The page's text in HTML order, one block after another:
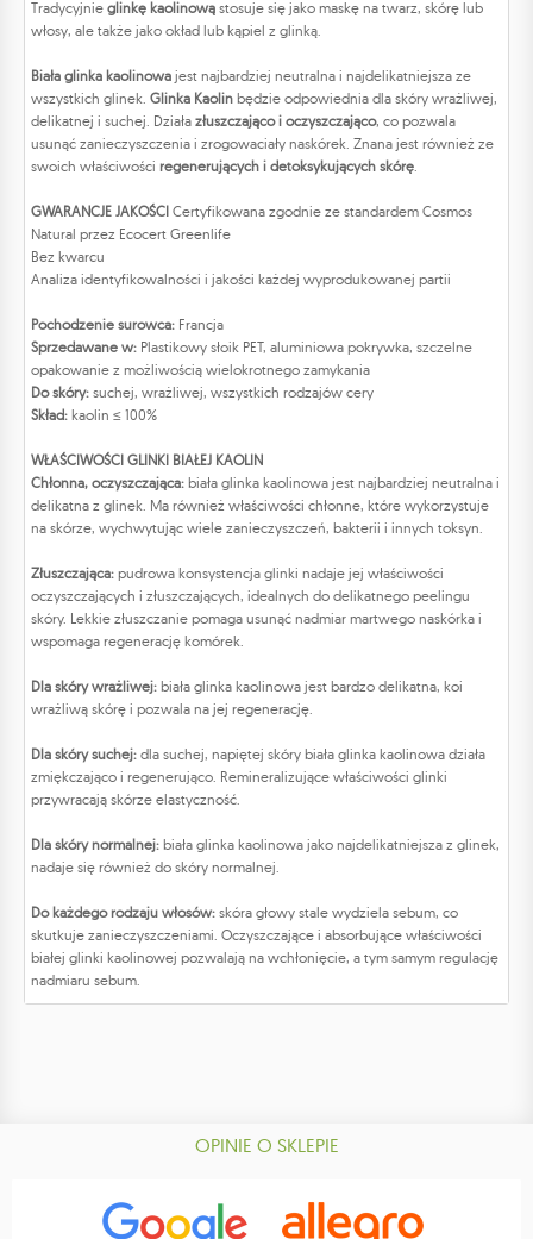
Tradycyjnie glinkę kaolinową stosuje się jako maskę na twarz, skórę lub
włosy, ale także jako okład lub kąpiel z glinką.
Biała glinka kaolinowa jest najbardziej neutralna i najdelikatniejsza ze
wszystkich glinek. Glinka Kaolin będzie odpowiednia dla skóry wrażliwej,
delikatnej i suchej. Działa złuszczająco i oczyszczająco, co pozwala
usunąć zanieczyszczenia i zrogowaciały naskórek. Znana jest również ze
swoich właściwości regenerujących i detoksykujących skórę.
GWARANCJE JAKOŚCI Certyfikowana zgodnie ze standardem Cosmos
Natural przez Ecocert Greenlife
Bez kwarcu
Analiza identyfikowalności i jakości każdej wyprodukowanej partii
Pochodzenie surowca: Francja
Sprzedawane w: Plastikowy słoik PET, aluminiowa pokrywka, szczelne
opakowanie z możliwością wielokrotnego zamykania
Do skóry: suchej, wrażliwej, wszystkich rodzajów cery
Skład: kaolin ≤ 100%
WŁAŚCIWOŚCI GLINKI BIAŁEJ KAOLIN
Chłonna, oczyszczająca: biała glinka kaolinowa jest najbardziej neutralna i
delikatna z glinek. Ma również właściwości chłonne, które wykorzystuje
na skórze, wychwytując wiele zanieczyszczeń, bakterii i innych toksyn.
Złuszczająca: pudrowa konsystencja glinki nadaje jej właściwości
oczyszczających i złuszczających, idealnych do delikatnego peelingu
skóry. Lekkie złuszczanie pomaga usunąć nadmiar martwego naskórka i
wspomaga regenerację komórek.
Dla skóry wrażliwej: biała glinka kaolinowa jest bardzo delikatna, koi
wrażliwą skórę i pozwala na jej regenerację.
Dla skóry suchej: dla suchej, napiętej skóry biała glinka kaolinowa działa
zmiękczająco i regenerująco. Remineralizujące właściwości glinki
przywracają skórze elastyczność.
Dla skóry normalnej: biała glinka kaolinowa jako najdelikatniejsza z glinek,
nadaje się również do skóry normalnej.
Do każdego rodzaju włosów: skóra głowy stale wydziela sebum, co
skutkuje zanieczyszczeniami. Oczyszczające i absorbujące właściwości
białej glinki kaolinowej pozwalają na wchłonięcie, a tym samym regulację
nadmiaru sebum.
OPINIE O SKLEPIE